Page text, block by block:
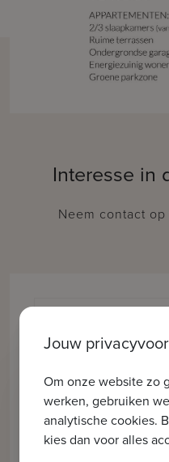
Interesse in
Neem contact
Familienaam *
E-mailadres *
Jouw
Om onze website zo
werken, gebruiken
analytische cookies.
kies dan voor alles